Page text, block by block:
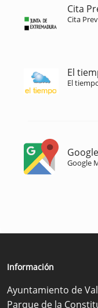
Cita
Cita
El
El
Google
Información
Ayuntamiento de
Parque de la